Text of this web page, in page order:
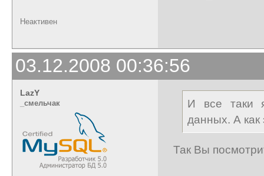
Неактивен
03.12.2008 00:36:56
LazY
_cмельчак
И все таки
данных. А
Так Вы